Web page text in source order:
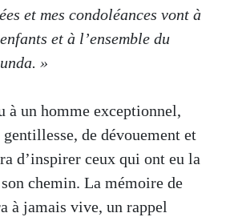
et mes condoléances vont à
et à l’ensemble du
»
à un homme exceptionnel,
de dévouement et
d’inspirer ceux qui ont eu la
chemin. La mémoire de
à jamais vive, un rappel